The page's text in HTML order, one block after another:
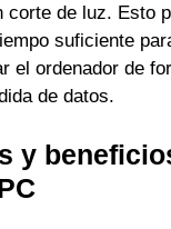
corte de luz. Esto
suficiente
el ordenador de
de datos.
y